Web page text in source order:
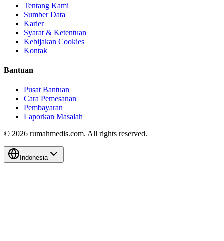
Tentang Kami
Sumber Data
Karier
Syarat & Ketentuan
Kebijakan Cookies
Kontak
Bantuan
Pusat Bantuan
Cara Pemesanan
Pembayaran
Laporkan Masalah
© 2026 rumahmedis.com. All rights reserved.
Indonesia